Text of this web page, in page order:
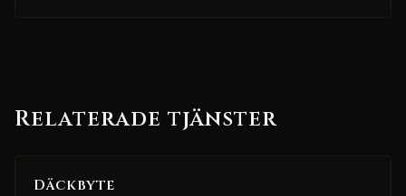
Relaterade tjänster
Däckbyte